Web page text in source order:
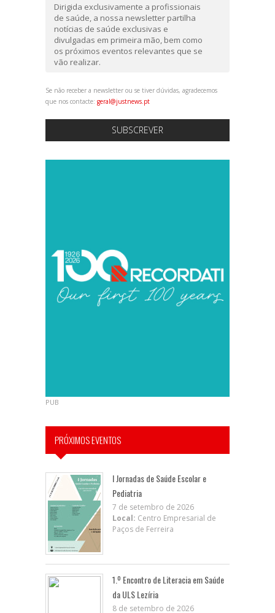
Dirigida exclusivamente a profissionais
de saúde, a nossa newsletter partilha
notícias de saúde exclusivas e
divulgadas em primeira mão, bem como
os próximos eventos relevantes que se
vão realizar.
Se não receber a newsletter ou se tiver dúvidas, agradecemos
que nos contacte: geral@justnews.pt
SUBSCREVER
PUB
PRÓXIMOS EVENTOS
I Jornadas de Saúde Escolar e
Pediatria
7 de setembro de 2026
Local: Centro Empresarial de
Paços de Ferreira
1.º Encontro de Literacia em Saúde
da ULS Lezíria
8 de setembro de 2026